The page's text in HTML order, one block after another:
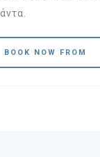
BOOK NOW FROM